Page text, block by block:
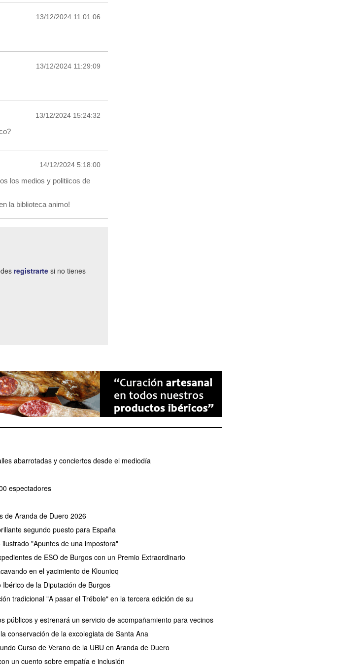
13/12/2024 11:01:06
13/12/2024 11:29:09
13/12/2024 15:24:32
14/12/2024 5:18:00
los medios y politiicos de
la biblioteca animo!
registrarte si no tienes
abarrotadas y conciertos desde el mediodía
espectadores
de Aranda de Duero 2026
segundo puesto para España
"Apuntes de una impostora"
de ESO de Burgos con un Premio Extraordinario
en el yacimiento de Klounioq
de la Diputación de Burgos
tradicional "A pasar el Trébole" en la tercera edición de su
públicos y estrenará un servicio de acompañamiento para vecinos
conservación de la excolegiata de Santa Ana
Curso de Verano de la UBU en Aranda de Duero
un cuento sobre empatía e inclusión